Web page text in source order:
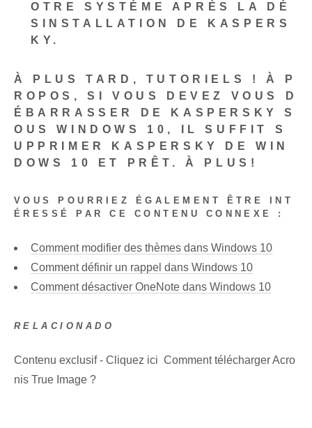
OTRE SYSTÈME APRÈS LA DÉ
SINSTALLATION DE KASPERS
KY.
À PLUS TARD, TUTORIELS ! À P
ROPOS, SI VOUS DEVEZ VOUS D
ÉBARRASSER DE KASPERSKY S
OUS WINDOWS 10, IL SUFFIT S
UPPRIMER KASPERSKY DE WIN
DOWS 10
ET PRÊT. À PLUS!
VOUS POURRIEZ ÉGALEMENT ÊTRE INT
ÉRESSÉ PAR CE CONTENU CONNEXE :
Comment modifier des thèmes dans Windows 10
Comment définir un rappel dans Windows 10
Comment désactiver OneNote dans Windows 10
RELACIONADO
Contenu exclusif - Cliquez ici Comment télécharger Acro
nis True Image ?